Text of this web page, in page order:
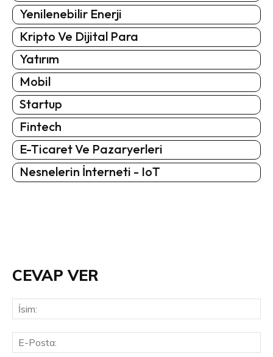
Yenilenebilir Enerji
Kripto Ve Dijital Para
Yatırım
Mobil
Startup
Fintech
E-Ticaret Ve Pazaryerleri
Nesnelerin İnterneti - IoT
CEVAP VER